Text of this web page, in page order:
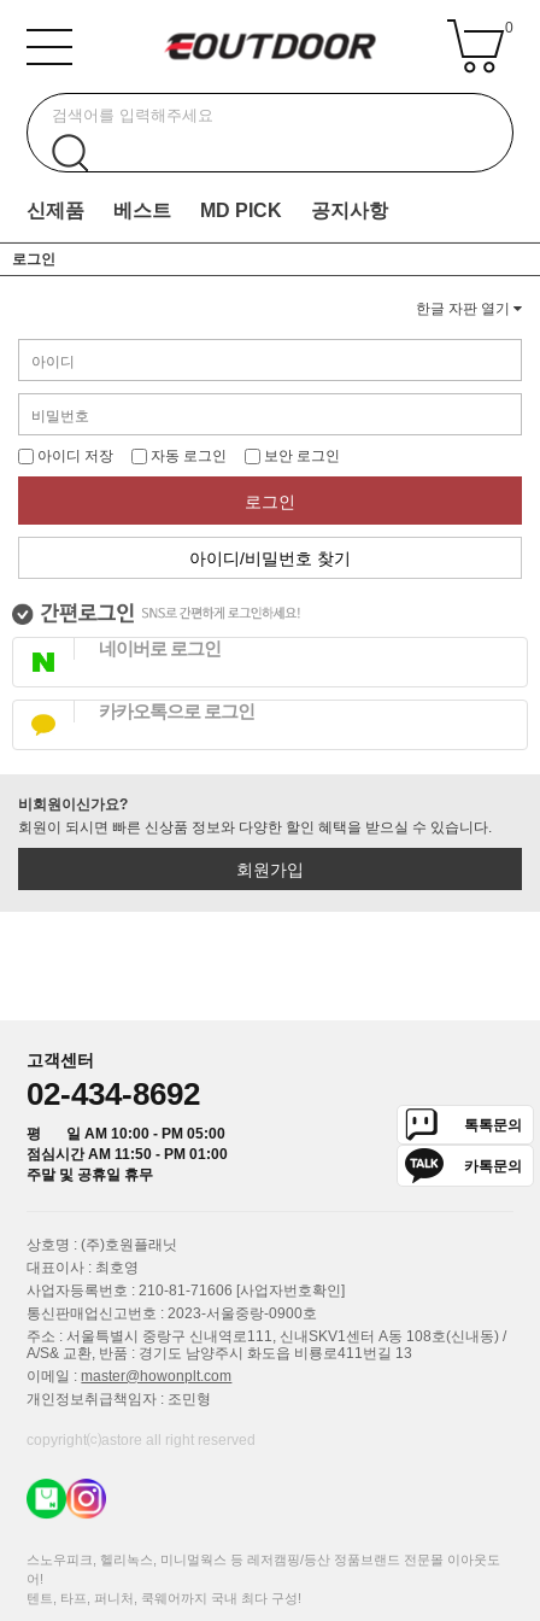
0
신제품 베스트 MD PICK 공지사항
로그인
한글 자판 열기
아이디 저장 자동 로그인 보안 로그인
로그인
아이디/비밀번호 찾기
네이버로 로그인
카카오톡으로 로그인
비회원이신가요?
회원이 되시면 빠른 신상품 정보와 다양한 할인 혜택을 받으실 수 있습니다.
회원가입
고객센터
02-434-8692
평 일 AM 10:00 - PM 05:00
점심시간 AM 11:50 - PM 01:00
주말 및 공휴일 휴무
톡톡문의
카톡문의
상호명 : (주)호원플래닛
대표이사 : 최호영
사업자등록번호 : 210-81-71606 [사업자번호확인]
통신판매업신고번호 : 2023-서울중랑-0900호
주소 : 서울특별시 중랑구 신내역로111, 신내SKV1센터 A동 108호(신내동) /
A/S& 교환, 반품 : 경기도 남양주시 화도읍 비룡로411번길 13
이메일 :master@howonplt.com
개인정보취급책임자 : 조민형
copyright⒞astore all right reserved
스노우피크, 헬리녹스, 미니멀웍스 등 레저캠핑/등산 정품브랜드 전문몰 이아웃도
어!
텐트, 타프, 퍼니처, 쿡웨어까지 국내 최다 구성!